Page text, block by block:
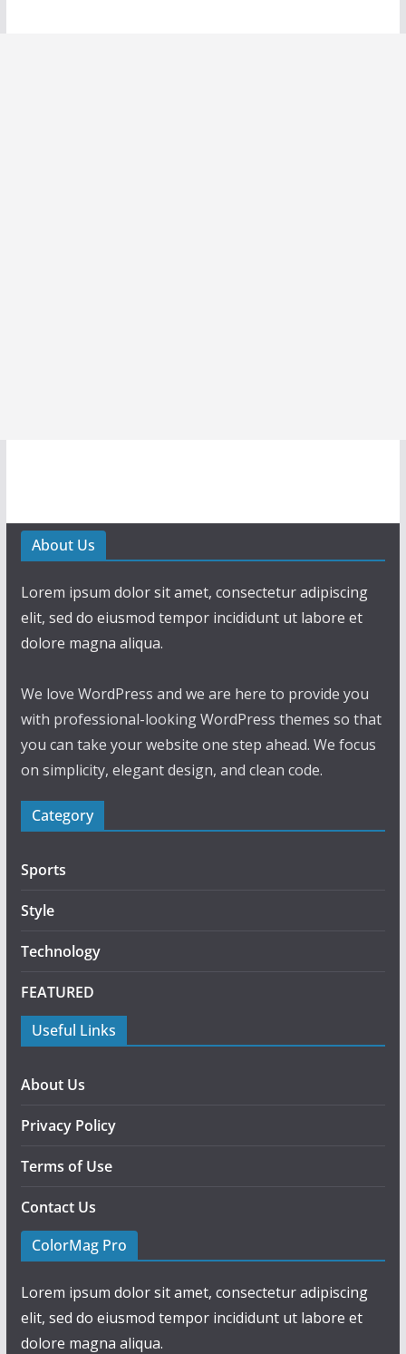
About Us
Lorem ipsum dolor sit amet, consectetur adipiscing
elit, sed do eiusmod tempor incididunt ut labore et
dolore magna aliqua.
We love WordPress and we are here to provide you
with professional-looking WordPress themes so that
you can take your website one step ahead. We focus
on simplicity, elegant design, and clean code.
Category
Sports
Style
Technology
FEATURED
Useful Links
About Us
Privacy Policy
Terms of Use
Contact Us
ColorMag Pro
Lorem ipsum dolor sit amet, consectetur adipiscing
elit, sed do eiusmod tempor incididunt ut labore et
dolore magna aliqua.